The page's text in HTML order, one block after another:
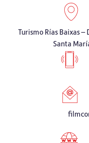
Turismo Rías Baixas
Santa